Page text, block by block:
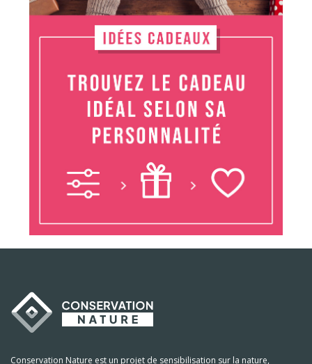
Conservation Nature est un projet de sensibilisation sur la nature,